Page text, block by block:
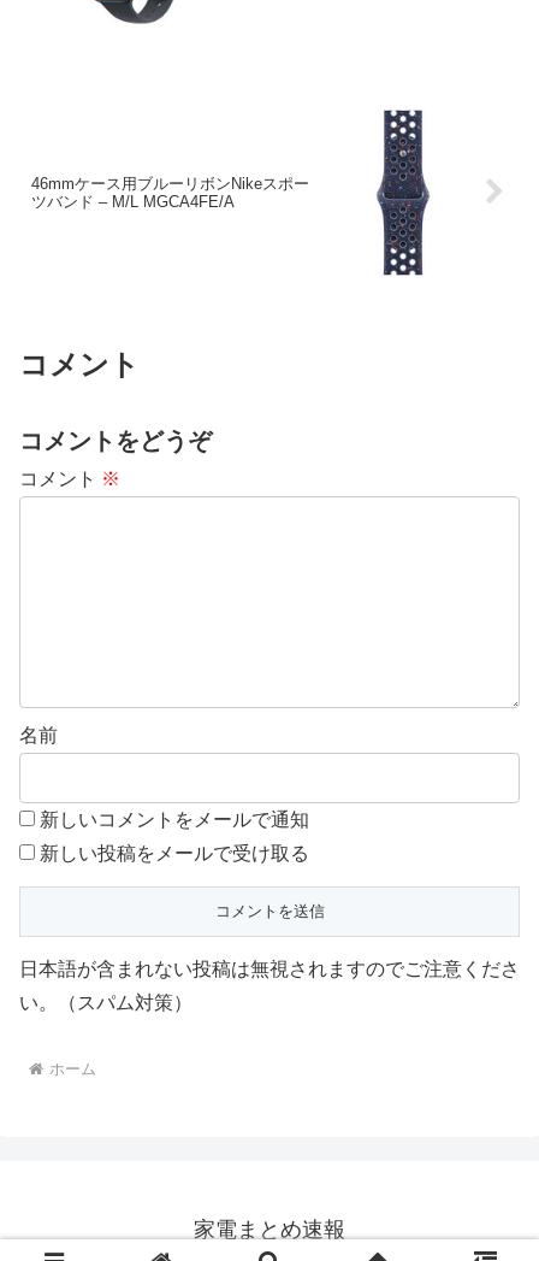
46mmケース用ブルーリボンNikeスポー
ツバンド – M/L MGCA4FE/A
コメント
コメントをどうぞ
コメント ※
名前
新しいコメントをメールで通知
新しい投稿をメールで受け取る
日本語が含まれない投稿は無視されますのでご注意くださ
い。（スパム対策）
ホーム
家電まとめ速報